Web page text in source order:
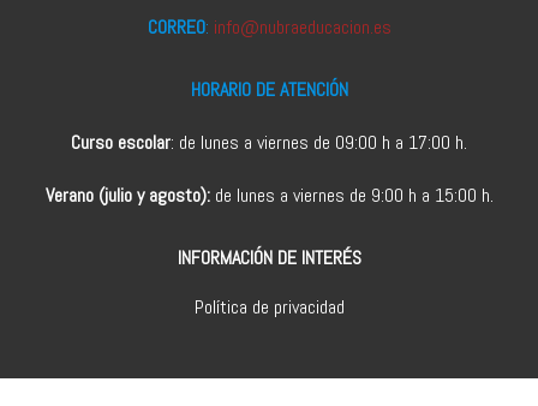
CORREO: info@nubraeducacion.es
HORARIO DE ATENCIÓN
Curso escolar: de lunes a viernes de 09:00 h a 17:00 h.
Verano (julio y agosto):de lunes a viernes de 9:00 h a 15:00 h.
INFORMACIÓN DE INTERÉS
Política de privacidad